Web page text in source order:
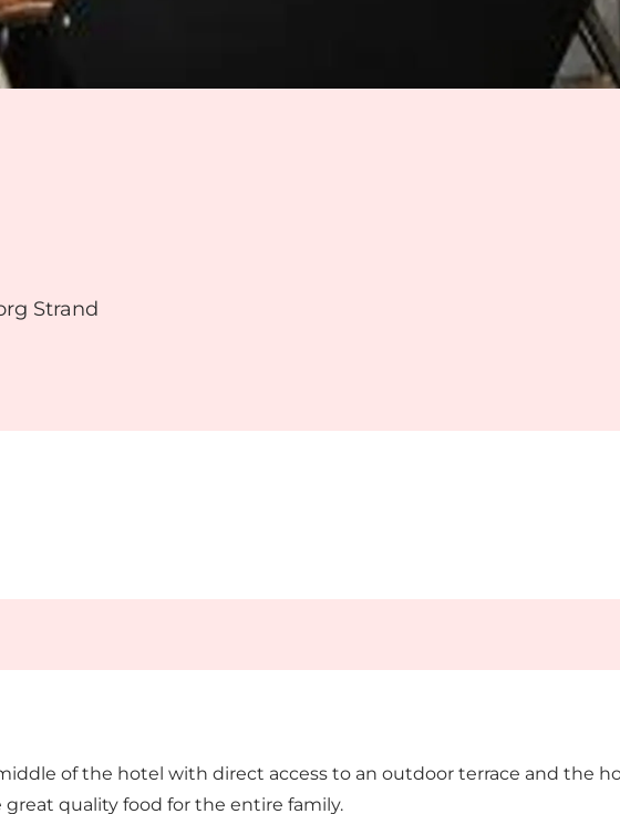
Strand
of the hotel with direct access to an outdoor terrace and the
quality food for the entire family.